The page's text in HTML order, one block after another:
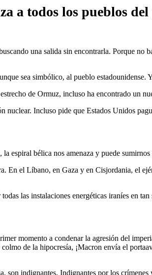
a todos los pueblos del
una salida sin encontrarla. Porque no
sea simbólico, al pueblo estadounidense.
de Ormuz, incluso ha encontrado un
Incluso pide que Estados Unidos
espiral bélica nos amenaza y puede
En el Líbano, en Gaza y en Cisjordania, el
las instalaciones energéticas iraníes en
momento a condenar la agresión del
de la hipocresía, ¡Macron envía el
indignantes. Indignantes por los